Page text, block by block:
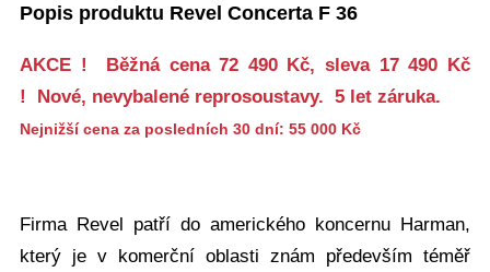
Popis produktu Revel Concerta F 36
AKCE ! Běžná cena 72 490 Kč, sleva 17 490 Kč
! Nové, nevybalené reprosoustavy. 5 let záruka.
Nejnižší cena za posledních 30 dní: 55 000 Kč
Firma Revel patří do amerického koncernu Harman,
který je v komerční oblasti znám především téměř